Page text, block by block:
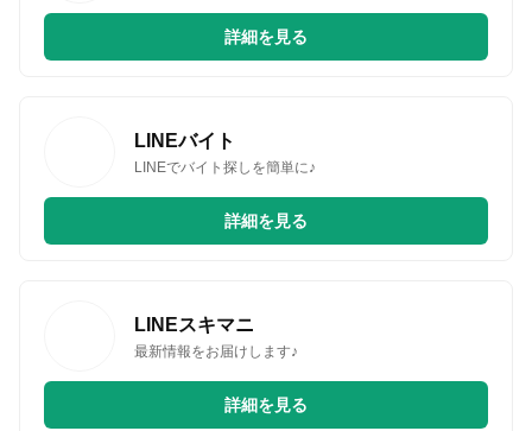
無料はがきダウンロード
詳細を見る
LINEバイト
LINEでバイト探しを簡単に♪
詳細を見る
LINEスキマニ
最新情報をお届けします♪
詳細を見る